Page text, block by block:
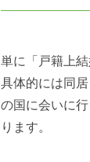
単に「戸籍上
具体的には同
の国に会いに
ります。